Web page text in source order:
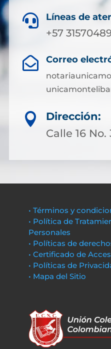
 Líneas de
+57
 Correo

Dirección:
Calle 16 No.
• Términos y
• Política de
Personales
• Políticas de
• Certificado de
• Políticas de
• Mapa del Sitio